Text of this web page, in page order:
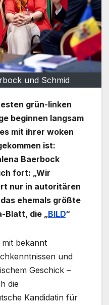
und Schmid
grün-linken
beginnen langsam
mit ihrer woken
ist:
Baerbock
fort: „Wir
nur in autoritären
ehemals größte
Blatt, die „BILD“
bekannt
und
Geschick –
die
Kandidatin für